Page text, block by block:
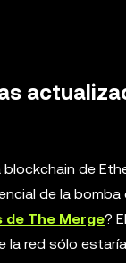
de
de la bomba
de The Merge?
la red sólo